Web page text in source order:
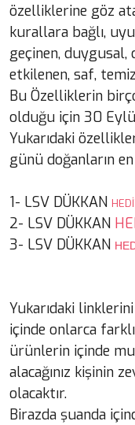
özelliklerine göz
kurallara bağlı,
geçinen, duygusal,
etkilenen, saf,
Bu Özelliklerin
olduğu için 30
Yukarıdaki
günü doğanların
1- LSV DÜKKAN
2- LSV DÜKKAN
3- LSV DÜKKAN
Yukarıdaki
içinde onlarca
ürünlerin içinde
alacağınız kişinin
olacaktır.
Birazda şuanda